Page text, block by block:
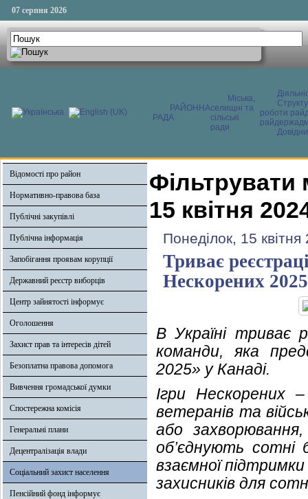
07 серпня 2026
РАЙОННА
РАДА
Міська,
селищні та
сільські
ради
роботи
Відомості про район
Нормативно-правова база
Публічні закупівлі
Публічна інформація
Запобігання проявам корупції
Державний реєстр виборців
Центр зайнятості інформує
Оголошення
Захист прав та інтересів дітей
Безоплатна правова допомога
Вивчення громадської думки
Спостережна комісія
Генеральні плани
Децентралізація влади
Соціальний захист населення
Пенсійний фонд інформує
Фільтрувати
15 квітня
Понеділок, 15
Триває
Нескорених
В Україні триває
команди, яка
2025» у Канаді.
Ігри Нескорених
ветеранів та
або захворювання,
об’єднують сотні
взаємної
захисників для